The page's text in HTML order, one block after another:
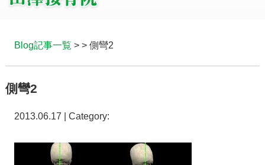
Blog記事一覧 > > 側彎2
側彎2
2013.06.17 | Category: